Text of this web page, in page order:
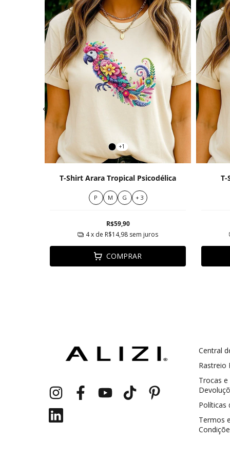
+1
T-Shirt Arara Tropical Psicodélica
P M G + 3
R$59,90
4x de R$14,98 sem juros
COMPRAR
T-
Central
Rastreio
Trocas e
Políticas
Termos e
Cupom 1a compra: GANHE5